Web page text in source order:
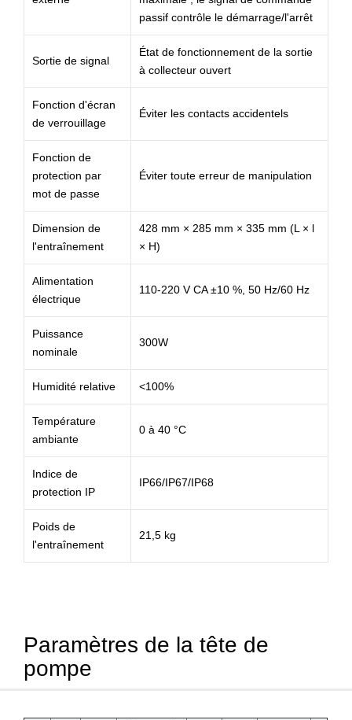
passif contrôle le démarrage/l'arrêt
Sortie de signal
État de fonctionnement de la sortie
à collecteur ouvert
Fonction d'écran
de verrouillage
Éviter les contacts accidentels
Fonction de
protection par
mot de passe
Éviter toute erreur de manipulation
Dimension de
l'entraînement
428 mm × 285 mm × 335 mm (L × l
× H)
Alimentation
électrique
110-220 V CA ±10 %, 50 Hz/60 Hz
Puissance
nominale
300W
Humidité relative <100%
Température
ambiante
0 à 40 °C
Indice de
protection IP
IP66/IP67/IP68
Poids de
l'entraînement
21,5 kg
Paramètres de la tête de
pompe